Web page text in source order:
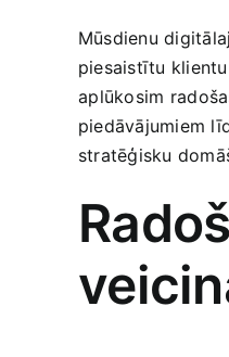
Mūsdienu
piesaistītu
⁤aplūkosim
piedāvājumiem
stratēģisku